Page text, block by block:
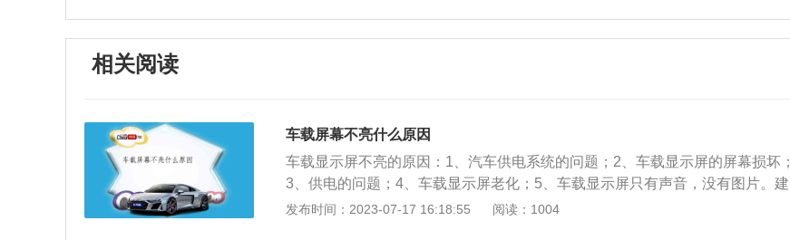
相关阅读
车载屏幕不亮什么原因
车载显示屏不亮的原因：1、汽车供电系统的问题；2、车载显示屏的屏幕损坏；
3、供电的问题；4、车载显示屏老化；5、车载显示屏只有声音，没有图片。建
议到4s店里进行修理或者更换。车载显示屏不亮的具体原因及解决办法：1、汽
发布时间：2023-07-17 16:18:55 阅读：1004